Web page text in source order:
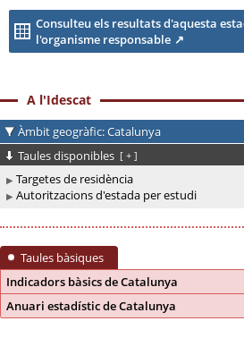
Consulteu els resultats d'aquesta
l'organisme responsable
A l'Idescat
Àmbit geogràfic: Catalunya
Taules disponibles [ + ]
Targetes de residència
Autoritzacions d'estada per estudi
Taules bàsiques
Indicadors bàsics de Catalunya
Anuari estadístic de Catalunya